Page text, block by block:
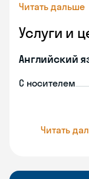
Читать дальше
Услуги и
Английский
С носителем
Читать